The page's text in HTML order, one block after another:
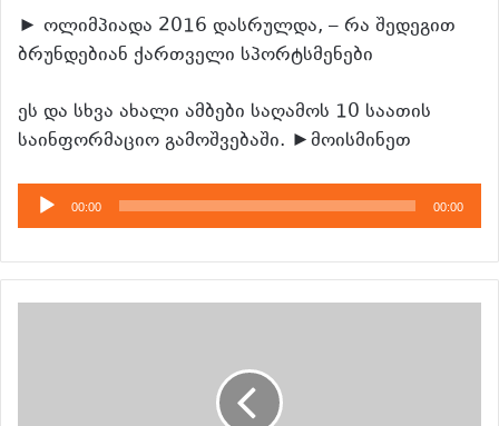
► ოლიმპიადა 2016 დასრულდა, – რა შედეგით
ბრუნდებიან ქართველი სპორტსმენები
ეს და სხვა ახალი ამბები საღამოს 10 საათის
საინფორმაციო გამოშვებაში. ►მოისმინეთ
აუდიო
დამკვრელი
00:00 00:00